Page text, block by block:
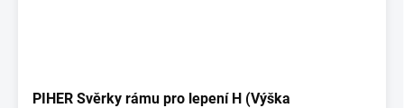
PIHER Svěrky rámu pro lepení H (Výška